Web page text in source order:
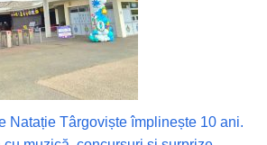
Natație Târgoviște împlinește 10 ani.